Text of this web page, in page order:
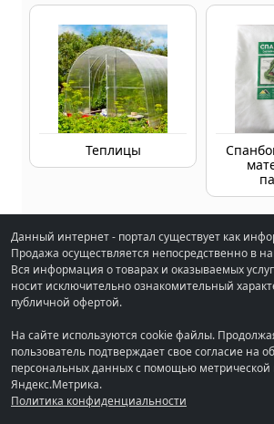
Теплицы
Данный интернет - портал существует как
Продажа осуществляется непосредственно в
Вся информация о товарах и оказываемых
носит исключительно ознакомительный
публичной офертой.
На сайте используются cookie файлы.
пользователь подтверждает свое согласие на
персональных данных с помощью
Яндекс.Метрика.
Политика конфиденциальности